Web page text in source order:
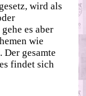
wird als
es aber
wie
gesamte
findet sich